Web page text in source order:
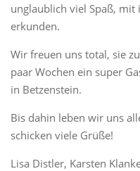
unglaublich viel Spaß, mit
erkunden.
Wir freuen uns total, sie
paar Wochen ein super
in Betzenstein.
Bis dahin leben wir uns
schicken viele Grüße!
Lisa Distler, Karsten